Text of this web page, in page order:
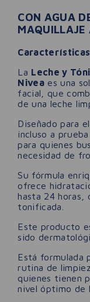
CON AGUA
MAQUILLAJE
La Leche y
Nivea es una
facial, que
de una leche
Diseñado para
incluso a
para quienes
necesidad de
Su fórmula
ofrece
hasta 24 horas,
tonificada.
Este producto
sido
Está formulada
rutina de
quienes tienen
nivel óptimo de